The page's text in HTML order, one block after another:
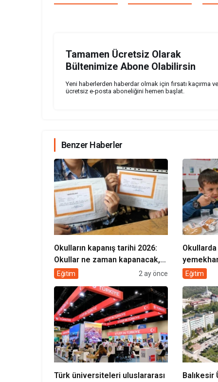
Tamamen Ücretsiz Olarak
Bültenimize Abone Olabilirsin
Yeni haberlerden haberdar olmak için fırsatı kaçırma ve
ücretsiz e-posta aboneliğini hemen başlat.
Benzer Haberler
Okulların kapanış tarihi 2026:
Okullar ne zaman kapanacak,
tatil ne zaman başlıyor?
Eğitim 2 ay önce
Dijital
Eğitim
Türk üniversiteleri uluslararası
Balıkesir